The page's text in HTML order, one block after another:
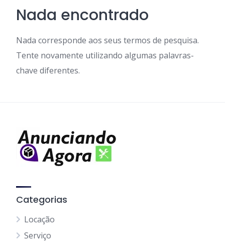
Nada encontrado
Nada corresponde aos seus termos de pesquisa.
Tente novamente utilizando algumas palavras-
chave diferentes.
Categorias
Locação
Serviço